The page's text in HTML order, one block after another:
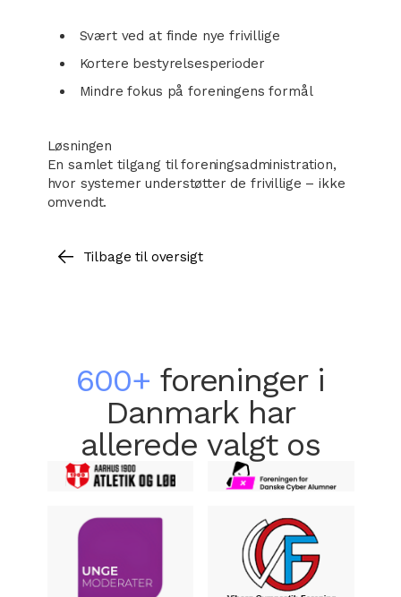
Svært ved at finde nye frivillige
Kortere bestyrelsesperioder
Mindre fokus på foreningens formål
Løsningen
En samlet tilgang til foreningsadministration,
hvor systemer understøtter de frivillige – ikke
omvendt.
Tilbage til oversigt
600+ foreninger i
Danmark har
allerede valgt os